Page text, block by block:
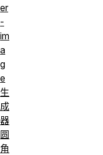
er
-
im
a
g
e
生
成
器
圆
角